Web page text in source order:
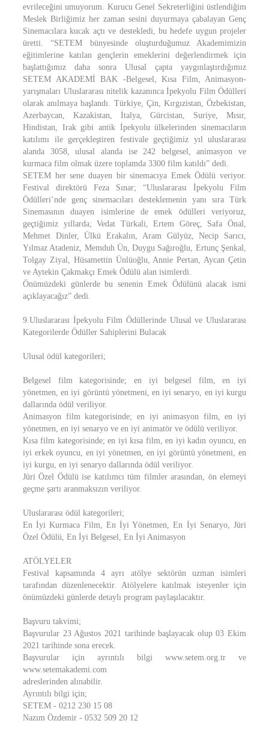
evrileceğini umuyorum. Kurucu Genel Sekreterliğini üstlendiğim
Meslek Birliğimiz her zaman sesini duyurmaya çabalayan Genç
Sinemacılara kucak açtı ve destekledi, bu hedefe uygun projeler
üretti. “SETEM bünyesinde oluşturduğumuz Akademimizin
eğitimlerine katılan gençlerin emeklerini değerlendirmek için
başlattığımız daha sonra Ulusal çapta yaygınlaştırdığımız
SETEM AKADEMİ BAK -Belgesel, Kısa Film, Animasyon-
yarışmaları Uluslararası nitelik kazanınca İpekyolu Film Ödülleri
olarak anılmaya başlandı. Türkiye, Çin, Kırgızistan, Özbekistan,
Azerbaycan, Kazakistan, İtalya, Gürcistan, Suriye, Mısır,
Hindistan, Irak gibi antik İpekyolu ülkelerinden sinemacıların
katılımı ile gerçekleştiren festivale geçtiğimiz yıl uluslararası
alanda 3058, ulusal alanda ise 242 belgesel, animasyon ve
kurmaca film olmak üzere toplamda 3300 film katıldı” dedi.
SETEM her sene duayen bir sinemacıya Emek Ödülü veriyor.
Festival direktörü Feza Sınar; “Uluslararası İpekyolu Film
Ödülleri’nde genç sinemacıları desteklemenin yanı sıra Türk
Sinemasının duayen isimlerine de emek ödülleri veriyoruz,
geçtiğimiz yıllarda; Vedat Türkali, Ertem Göreç, Safa Önal,
Mehmet Dinler, Ülkü Erakalın, Aram Gülyüz, Necip Sarıcı,
Yılmaz Atadeniz, Memduh Ün, Duygu Sağıroğlu, Ertunç Şenkal,
Tolgay Ziyal, Hüsamettin Ünlüoğlu, Annie Pertan, Aycan Çetin
ve Aytekin Çakmakçı Emek Ödülü alan isimlerdi.
Önümüzdeki günlerde bu senenin Emek Ödülünü alacak ismi
açıklayacağız” dedi.
9.Uluslararası İpekyolu Film Ödüllerinde Ulusal ve Uluslararası
Kategorilerde Ödüller Sahiplerini Bulacak
Ulusal ödül kategorileri;
Belgesel film kategorisinde; en iyi belgesel film, en iyi
yönetmen, en iyi görüntü yönetmeni, en iyi senaryo, en iyi kurgu
dallarında ödül veriliyor.
Animasyon film kategorisinde; en iyi animasyon film, en iyi
yönetmen, en iyi senaryo ve en iyi animatör ve ödülü veriliyor.
Kısa film kategorisinde; en iyi kısa film, en iyi kadın oyuncu, en
iyi erkek oyuncu, en iyi yönetmen, en iyi görüntü yönetmeni, en
iyi kurgu, en iyi senaryo dallarında ödül veriliyor.
Jüri Özel Ödülü ise katılımcı tüm filmler arasından, ön elemeyi
geçme şartı aranmaksızın veriliyor.
Uluslararası ödül kategorileri;
En İyi Kurmaca Film, En İyi Yönetmen, En İyi Senaryo, Jüri
Özel Ödülü, En İyi Belgesel, En İyi Animasyon
ATÖLYELER
Festival kapsamında 4 ayrı atölye sektörün uzman isimleri
tarafından düzenlenecektir. Atölyelere katılmak isteyenler için
önümüzdeki günlerde detaylı program paylaşılacaktır.
Başvuru takvimi;
Başvurular 23 Ağustos 2021 tarihinde başlayacak olup 03 Ekim
2021 tarihinde sona erecek.
Başvurular için ayrıntılı bilgi www.setem.org.tr ve
www.setemakademi.com
adreslerinden alınabilir.
Ayrıntılı bilgi için;
SETEM - 0212 230 15 08
Nazım Özdemir - 0532 509 20 12